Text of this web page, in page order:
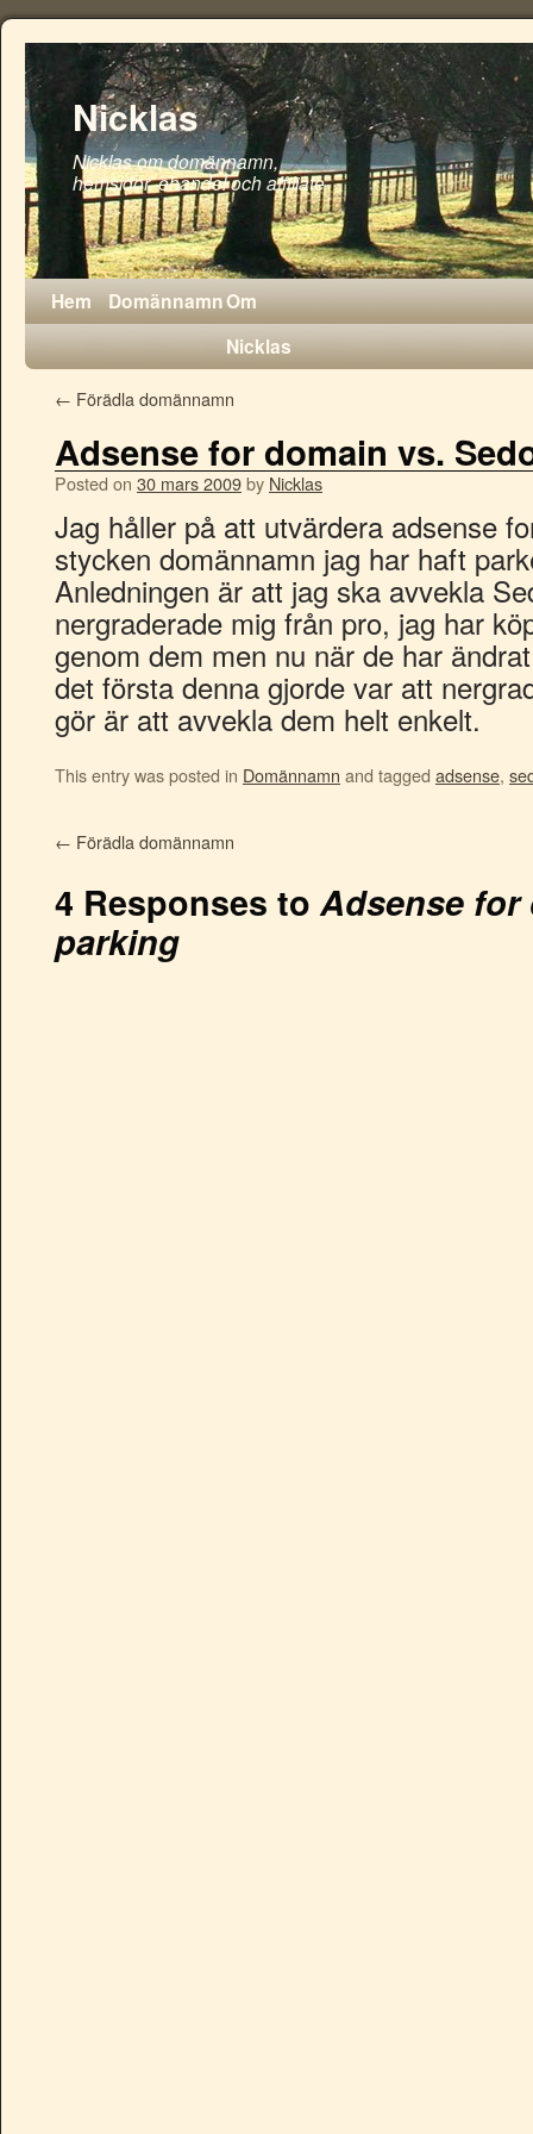
Nicklas
Nicklas om domännamn,
hemsidor, ehandel och affiliate
Hem DomännamnOm
Nicklas
← Förädla domännamn
Adsense for domain vs.
Posted on 30 mars 2009by Nicklas
Jag håller på att utvärdera adsense
stycken domännamn jag har haft
Anledningen är att jag ska avvekla
nergraderade mig från pro, jag har
genom dem men nu när de har
det första denna gjorde var att
gör är att avvekla dem helt enkelt.
This entry was posted in Domännamn and tagged adsense,
← Förädla domännamn
4 Responses toAdsense for
parking